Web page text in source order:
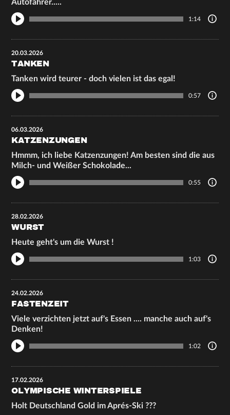
Autofahrer.....
1:14
20.03.2026
TANKEN
Tanken wird teurer - doch vielen ist das egal!
0:57
06.03.2026
KATZENZUNGEN
Hmmm, ich liebe Katzenzungen! Am besten sind die aus
Milch- und Weißer Schokolade...
0:55
28.02.2026
WURST
Heute geht's um die Wurst !
1:03
24.02.2026
FASTENZEIT
Viele verzichten jetzt auf's Essen .... manche auch auf's
Denken!
1:02
17.02.2026
OLYMPISCHE WINTERSPIELE
Holt Deutschland Gold im Aprés-Ski ???